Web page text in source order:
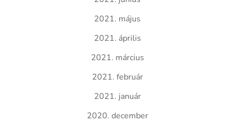
2021. május
2021. április
2021. március
2021. február
2021. január
2020. december